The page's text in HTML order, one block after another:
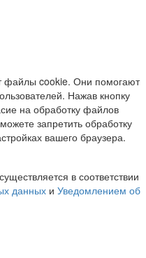
файлы cookie. Они помогают
Нажав кнопку
на обработку файлов
запретить обработку
вашего браузера.
в соответствии
данных и Уведомлением об